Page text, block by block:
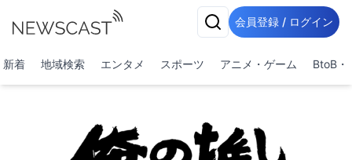
会員登録 / ログイン
新着 地域検索 エンタメ スポーツ アニメ・ゲーム BtoB・